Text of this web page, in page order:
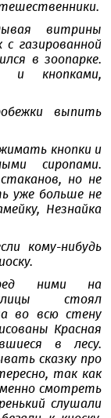
витрины
с газированной
в зоопарке.
и кнопками,
выпить
кнопки и
сиропами.
но не
уже больше не
Незнайка
кому-нибудь
ними на
стоял
во всю стену
Красная
в лесу.
сказку про
так как
смотреть
слушали